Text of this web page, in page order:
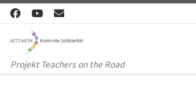
Zum Inhalt springen
Projekt Teachers on the Road